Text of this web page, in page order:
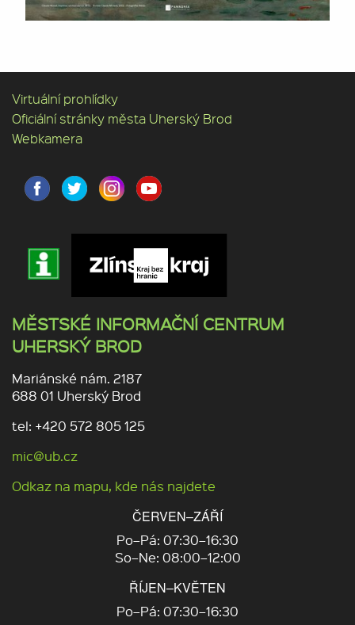
Virtuální prohlídky
Oficiální stránky města Uherský Brod
Webkamera
MĚSTSKÉ INFORMAČNÍ CENTRUM
UHERSKÝ BROD
Mariánské nám. 2187
688 01 Uherský Brod
tel: +420 572 805 125
mic@ub.cz
Odkaz na mapu, kde nás najdete
ČERVEN–ZÁŘÍ
Po–Pá: 07:30–16:30
So–Ne: 08:00–12:00
ŘÍJEN–KVĚTEN
Po–Pá: 07:30–16:30